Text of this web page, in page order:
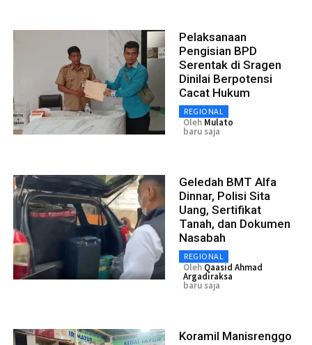
Pelaksanaan
Pengisian BPD
Serentak di Sragen
Dinilai Berpotensi
Cacat Hukum
REGIONAL
Oleh Mulato
baru saja
Geledah BMT Alfa
Dinnar, Polisi Sita
Uang, Sertifikat
Tanah, dan Dokumen
Nasabah
REGIONAL
Oleh Qaasid Ahmad
Argadiraksa
baru saja
Koramil Manisrenggo